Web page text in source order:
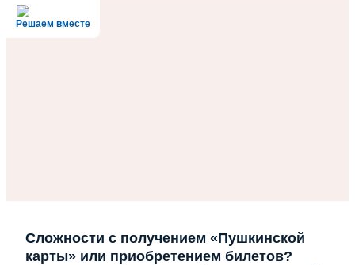
Решаем вместе
Сложности с получением «Пушкинской
карты» или приобретением билетов?